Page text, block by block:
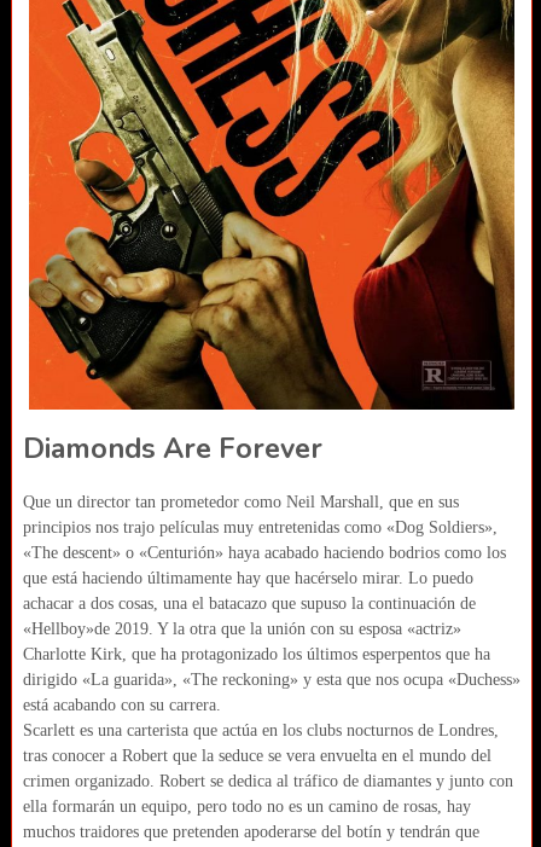
Diamonds Are Forever
Que un director tan prometedor como Neil Marshall, que en sus
principios nos trajo películas muy entretenidas como «Dog Soldiers»,
«The descent» o «Centurión» haya acabado haciendo bodrios como los
que está haciendo últimamente hay que hacérselo mirar. Lo puedo
achacar a dos cosas, una el batacazo que supuso la continuación de
«Hellboy»de 2019. Y la otra que la unión con su esposa «actriz»
Charlotte Kirk, que ha protagonizado los últimos esperpentos que ha
dirigido «La guarida», «The reckoning» y esta que nos ocupa «Duchess»
está acabando con su carrera.
Scarlett es una carterista que actúa en los clubs nocturnos de Londres,
tras conocer a Robert que la seduce se vera envuelta en el mundo del
crimen organizado. Robert se dedica al tráfico de diamantes y junto con
ella formarán un equipo, pero todo no es un camino de rosas, hay
muchos traidores que pretenden apoderarse del botín y tendrán que